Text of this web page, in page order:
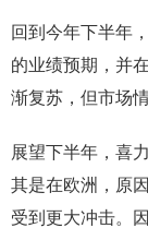
回到今年下半年
的业绩预期，并
渐复苏，但市场
展望下半年，喜
其是在欧洲，原
受到更大冲击。